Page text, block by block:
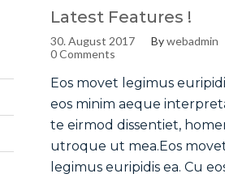
Latest Features !
30. August 2017 Bywebadmin
0 Comments
Eos movet legimus
eos minim aeque
te eirmod dissentiet,
utroque ut mea.Eos
legimus euripidis ea. Cu